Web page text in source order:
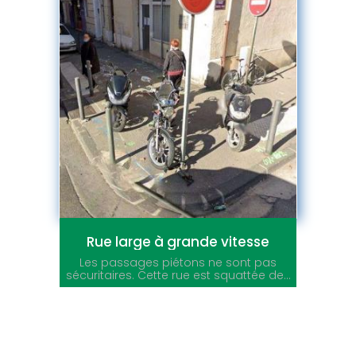
Rue large à grande vitesse
Les passages piétons ne sont pas
sécuritaires. Cette rue est squattée de...